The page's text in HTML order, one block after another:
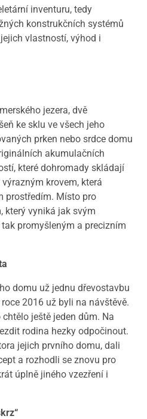
inventuru, tedy
konstrukčních systémů
vlastností, výhod i
jezera, dvě
ke sklu ve všech jeho
prken nebo srdce domu
akumulačních
které dohromady skládají
krovem, která
prostředím. Místo pro
který vyniká jak svým
promyšleným a precizním
domu už jednu dřevostavbu
2016 už byli na návštěvě.
ještě jeden dům. Na
rodina hezky odpočinout.
jejich prvního domu, dali
a rozhodli se znovu pro
úplně jiného vzezření i